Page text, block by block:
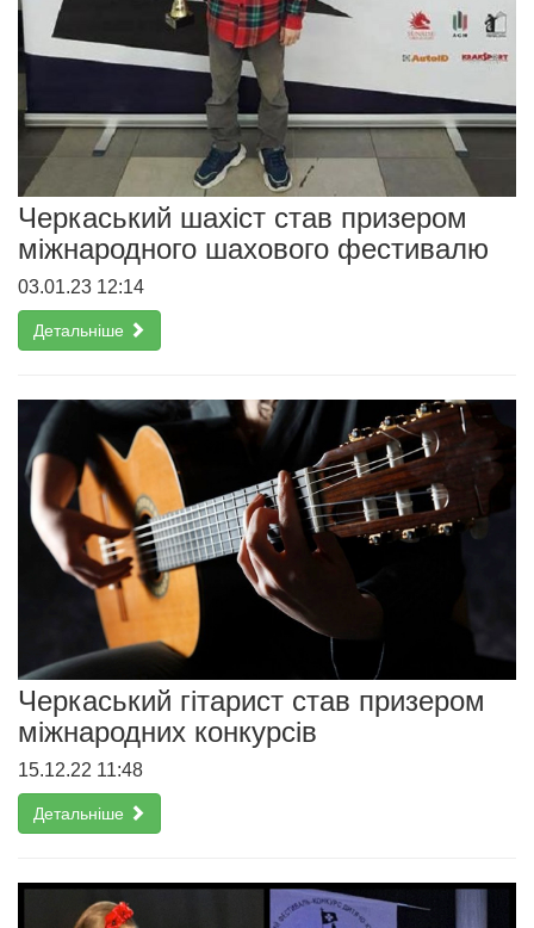
Черкаський шахіст став призером
міжнародного шахового фестивалю
03.01.23 12:14
Детальніше
Черкаський гітарист став призером
міжнародних конкурсів
15.12.22 11:48
Детальніше